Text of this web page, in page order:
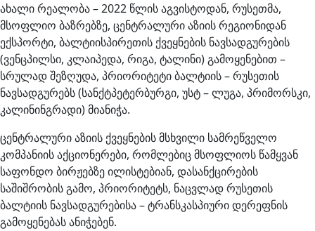
ახალი რეალობა – 2022 წლის აგვისტოდან, რუსეთმა,
მსოფლიო ბაზრებზე, ცენტრალური აზიის რეგიონიდან
ექსპორტი, ბალტიისპირეთის ქვეყნების ნავსადგურების
(ვენცპილსი, კლაიპედა, რიგა, ტალინი) გამოყენებით –
სრულად შეზღუდა, პრიორიტეტი ბალტიის – რუსეთის
ნავსადგურებს (სანქტპეტერბურგი, უსტ – ლუგა, პრიმორსკი,
კალინინგრადი) მიანიჭა.
ცენტრალური აზიის ქვეყნების მსხვილი სამრეწველო
კომპანიის აქციონერები, რომლებიც მსოფლიოს წამყვან
საფონდო ბირჟებზე ილისტებიან, დასანქცირების
საშიშრობის გამო, პრიორიტეტს, ნაცვლად რუსეთის
ბალტიის ნავსადგურებისა – ტრანსკასპიური დერეფნის
გამოყენებას ანიჭებენ.